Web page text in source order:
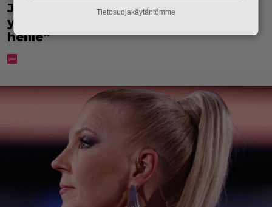
Jani Sievinen kokosi lapsikatraansa
yhteen – ”Minun suurin perintöni
heille”
Tietosuojakäytäntömme